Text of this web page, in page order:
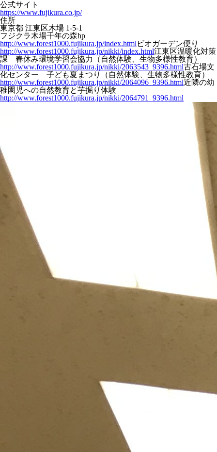
公式サイト
https://www.fujikura.co.jp/
住所
東京都 江東区木場 1-5-1
フジクラ木場千年の森hp
http://www.forest1000.fujikura.jp/index.html ビオガーデン便り
http://www.forest1000.fujikura.jp/nikki/index.html江東区温暖化対策
課 春休み環境学習会協力（自然体験、生物多様性教育）
http://www.forest1000.fujikura.jp/nikki/2063543_9396.html古石場文
化センター 子ども夏まつり（自然体験、生物多様性教育）
http://www.forest1000.fujikura.jp/nikki/2064096_9396.html近隣の幼
稚園児への自然教育と芋掘り体験
http://www.forest1000.fujikura.jp/nikki/2064791_9396.html